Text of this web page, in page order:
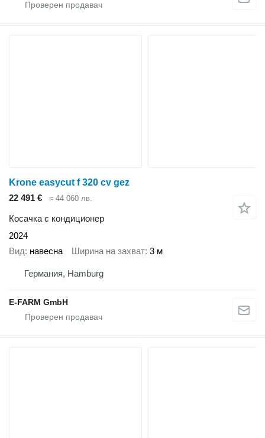
Krone easycut f 320 cv gez
22 491 €
≈ 44 060 лв.
Косачка с кондиционер
2024
Вид навесна Ширина на захват 3 м
Германия, Hamburg
E-FARM GmbH